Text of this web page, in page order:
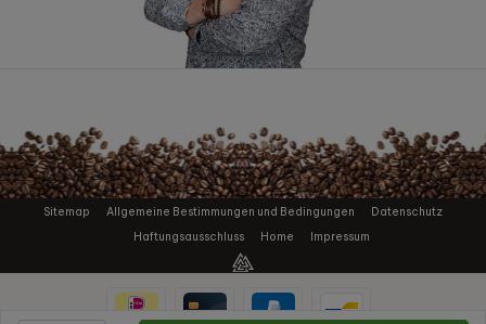
Sitemap Allgemeine Bestimmungen und Bedingungen
Datenschutz
Haftungsausschluss
Home Impressum